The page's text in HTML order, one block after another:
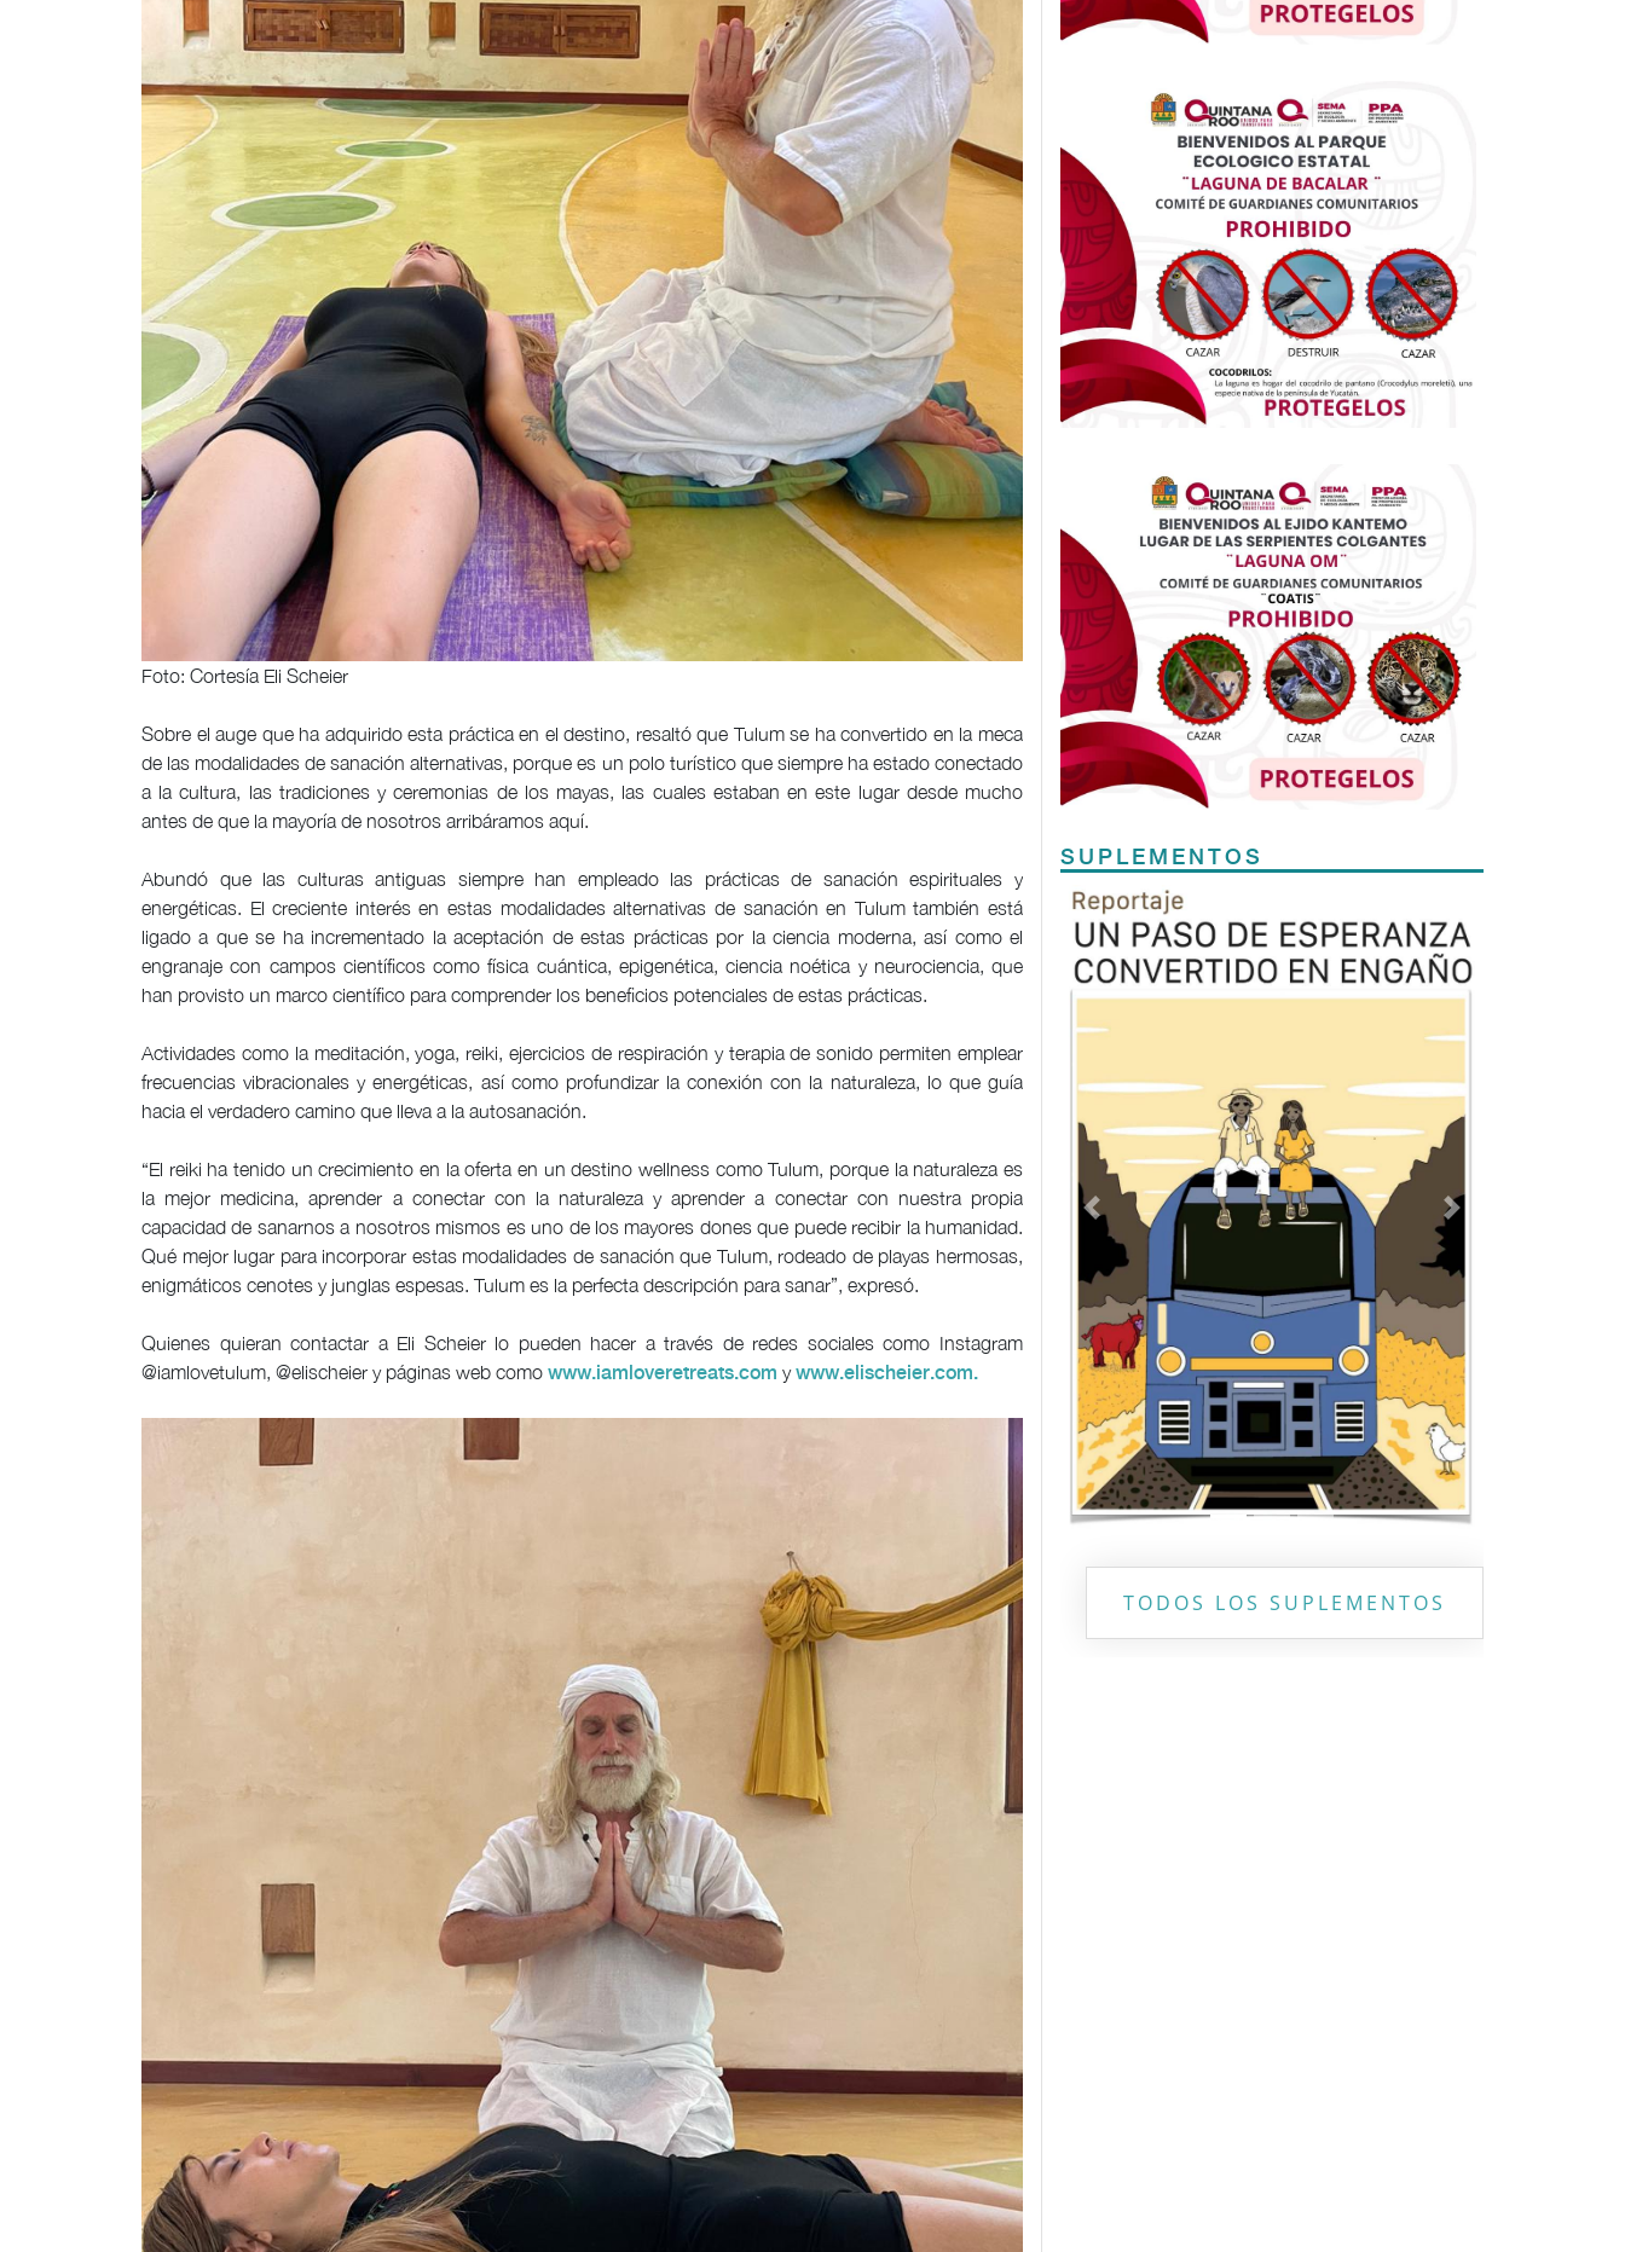
Foto: Cortesía Eli Scheier
Sobre el auge que ha adquirido esta práctica en el destino, resaltó que Tulum se ha convertido en la meca
de las modalidades de sanación alternativas, porque es un polo turístico que siempre ha estado conectado
a la cultura, las tradiciones y ceremonias de los mayas, las cuales estaban en este lugar desde mucho
antes de que la mayoría de nosotros arribáramos aquí.
Abundó que las culturas antiguas siempre han empleado las prácticas de sanación espirituales y
energéticas. El creciente interés en estas modalidades alternativas de sanación en Tulum también está
ligado a que se ha incrementado la aceptación de estas prácticas por la ciencia moderna, así como el
engranaje con campos científicos como física cuántica, epigenética, ciencia noética y neurociencia, que
han provisto un marco científico para comprender los beneficios potenciales de estas prácticas.
Actividades como la meditación, yoga, reiki, ejercicios de respiración y terapia de sonido permiten emplear
frecuencias vibracionales y energéticas, así como profundizar la conexión con la naturaleza, lo que guía
hacia el verdadero camino que lleva a la autosanación.
“El reiki ha tenido un crecimiento en la oferta en un destino wellness como Tulum, porque la naturaleza es
la mejor medicina, aprender a conectar con la naturaleza y aprender a conectar con nuestra propia
capacidad de sanarnos a nosotros mismos es uno de los mayores dones que puede recibir la humanidad.
Qué mejor lugar para incorporar estas modalidades de sanación que Tulum, rodeado de playas hermosas,
enigmáticos cenotes y junglas espesas. Tulum es la perfecta descripción para sanar”, expresó.
Quienes quieran contactar a Eli Scheier lo pueden hacer a través de redes sociales como Instagram
@iamlovetulum, @elischeier y páginas web como www.iamloveretreats.com ywww.elischeier.com.
SUPLEMENTOS
Previous
TODOS LOS SUPLEMENTOS